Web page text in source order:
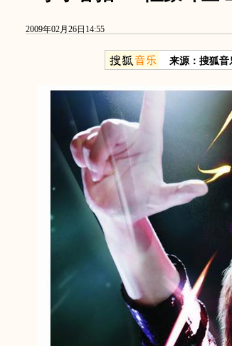
2009年02月26日14:55
来源：搜狐音